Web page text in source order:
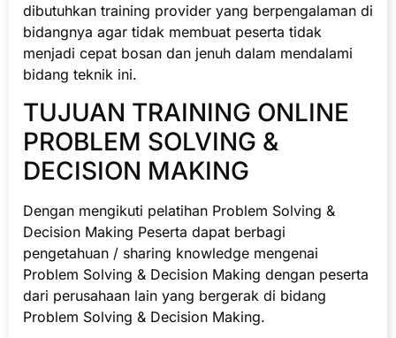
dibutuhkan training provider yang berpengalaman di
bidangnya agar tidak membuat peserta tidak
menjadi cepat bosan dan jenuh dalam mendalami
bidang teknik ini.
TUJUAN TRAINING ONLINE
PROBLEM SOLVING &
DECISION MAKING
Dengan mengikuti pelatihan Problem Solving &
Decision Making Peserta dapat berbagi
pengetahuan / sharing knowledge mengenai
Problem Solving & Decision Making dengan peserta
dari perusahaan lain yang bergerak di bidang
Problem Solving & Decision Making.